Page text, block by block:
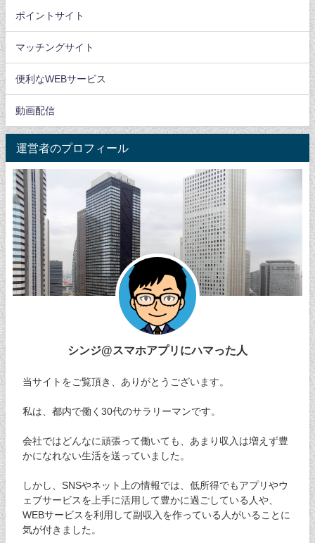
ポイントサイト
マッチングサイト
便利なWEBサービス
動画配信
運営者のプロフィール
シンジ@スマホアプリにハマった人
当サイトをご覧頂き、ありがとうございます。
私は、都内で働く30代のサラリーマンです。
会社ではどんなに頑張って働いても、あまり収入は増えず豊
かになれない生活を送っていました。
しかし、SNSやネット上の情報では、低所得でもアプリやウ
ェブサービスを上手に活用して豊かに過ごしている人や、
WEBサービスを利用して副収入を作っている人がいることに
気が付きました。